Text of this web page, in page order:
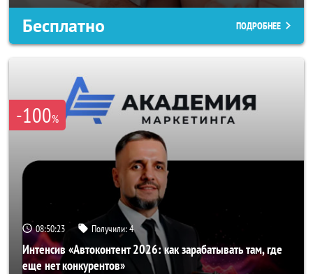
Бесплатно ПОДРОБНЕЕ
-100%
08:50:21 Получили:4
Интенсив «Автоконтент 2026: как зарабатывать там, где
еще нет конкурентов»